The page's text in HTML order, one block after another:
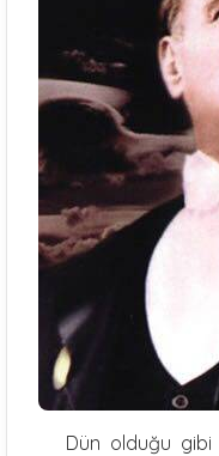
Dün olduğu gibi